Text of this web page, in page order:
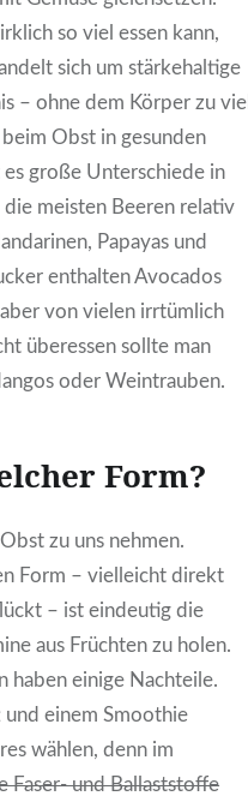
so viel essen kann,
sich um stärkehaltige
– ohne dem Körper zu viel
Obst in gesunden
große Unterschiede in
meisten Beeren relativ
Papayas und
enthalten Avocados
von vielen irrtümlich
überessen sollte man
oder Weintrauben.
Form?
zu uns nehmen.
Form – vielleicht direkt
– ist eindeutig die
aus Früchten zu holen.
haben einige Nachteile.
und einem Smoothie
wählen, denn im
Faser- und Ballaststoffe